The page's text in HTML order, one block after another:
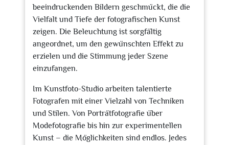
beeindruckenden Bildern geschmückt, die die
Vielfalt und Tiefe der fotografischen Kunst
zeigen. Die Beleuchtung ist sorgfältig
angeordnet, um den gewünschten Effekt zu
erzielen und die Stimmung jeder Szene
einzufangen.
Im Kunstfoto-Studio arbeiten talentierte
Fotografen mit einer Vielzahl von Techniken
und Stilen. Von Porträtfotografie über
Modefotografie bis hin zur experimentellen
Kunst – die Möglichkeiten sind endlos. Jedes